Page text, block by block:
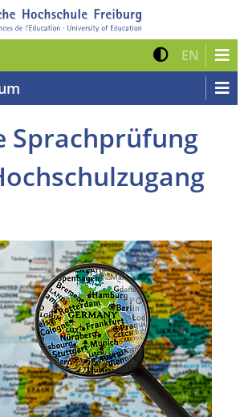
Kontrast
EN Zur
Sprachprüfung